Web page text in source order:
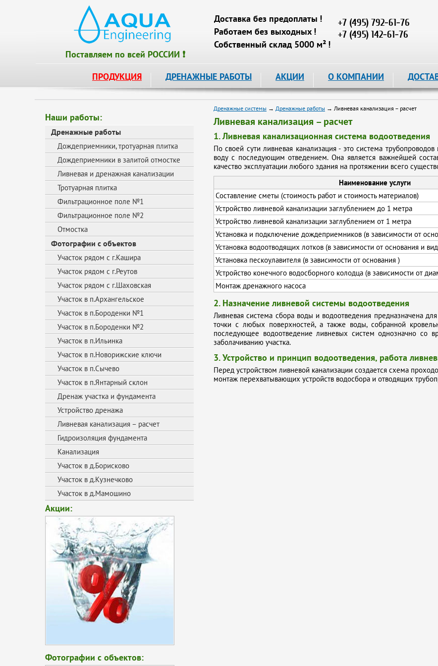
Поставляем по всей РОССИИ ❗
Доставка без предоплаты !
Работаем без выходных !
Собственный склад 5000 м² !
+7 (495) 792-61-76
+7 (495) 142-61-76
ПРОДУКЦИЯ ДРЕНАЖНЫЕ РАБОТЫ АКЦИИ О КОМПАНИИ
Наши работы:
Дренажные работы
Дождеприемники, тротуарная плитка
Дождеприемники в залитой отмостке
Ливневая и дренажная канализации
Тротуарная плитка
Фильтрационное поле №1
Фильтрационное поле №2
Отмостка
Фотографии с объектов
Участок рядом с г.Кашира
Участок рядом с г.Реутов
Участок рядом с г.Шаховская
Участок в п.Архангельское
Участок в п.Бороденки №1
Участок в п.Бороденки №2
Участок в п.Ильинка
Участок в п.Новорижские ключи
Участок в п.Сычево
Участок в п.Янтарный склон
Дренаж участка и фундамента
Устройство дренажа
Ливневая канализация – расчет
Гидроизоляция фундамента
Канализация
Участок в д.Борисково
Участок в д.Кузнечково
Участок в д.Мамошино
Акции:
Фотографии с объектов:
Дренажные системы → Дренажные работы → Ливневая канализация – расчет
Ливневая канализация – расчет
1. Ливневая канализационная система водоотведения
По своей сути ливневая канализация - это система
воду с последующим отведением. Она является важнейшей
качество эксплуатации любого здания на протяжении всего
Наименование услуги
Составление сметы (стоимость работ и стоимость материалов)
Устройство ливневой канализации заглублением до 1 метра
Устройство ливневой канализации заглублением от 1 метра
Установка и подключение дождеприемников (в зависимости от
Установка водоотводящих лотков (в зависимости от основания и
Установка пескоулавителя (в зависимости от основания )
Устройство конечного водосборного колодца (в зависимости от
Монтаж дренажного насоса
2. Назначение ливневой системы водоотведения
Ливневая система сбора воды и водоотведения предназначена
точки с любых поверхностей, а также воды, собранной
последующее водоотведение ливневых систем однозначно со
заболачиванию участка.
3. Устройство и принцип водоотведения, работа
Перед устройством ливневой канализации создается схема
монтаж перехватывающих устройств водосбора и отводящих